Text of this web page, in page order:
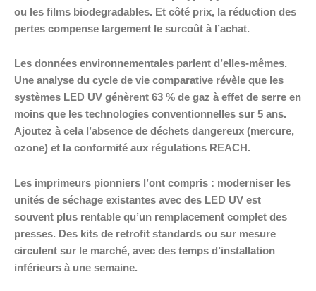
ou les films biodegradables. Et côté prix, la réduction des
pertes compense largement le surcoût à l’achat.
Les données environnementales parlent d’elles-mêmes.
Une analyse du cycle de vie comparative révèle que les
systèmes LED UV génèrent 63 % de gaz à effet de serre en
moins que les technologies conventionnelles sur 5 ans.
Ajoutez à cela l’absence de déchets dangereux (mercure,
ozone) et la conformité aux régulations REACH.
Les imprimeurs pionniers l’ont compris : moderniser les
unités de séchage existantes avec des LED UV est
souvent plus rentable qu’un remplacement complet des
presses. Des kits de retrofit standards ou sur mesure
circulent sur le marché, avec des temps d’installation
inférieurs à une semaine.